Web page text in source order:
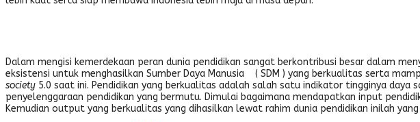
Dalam mengisi kemerdekaan peran dunia pendidikan sangat berkontribusi besar dalam
eksistensi untuk menghasilkan Sumber Daya Manusia ( SDM ) yang berkualitas serta
society 5.0 saat ini. Pendidikan yang berkualitas adalah salah satu indikator tingginya daya
penyelenggaraan pendidikan yang bermutu. Dimulai bagaimana mendapatkan input
Kemudian output yang berkualitas yang dihasilkan lewat rahim dunia pendidikan inilah